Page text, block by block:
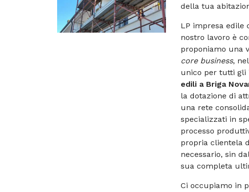
della tua
LP impresa edile
nostro lavoro è
proponiamo una
core business,
unico per tutti gli
edili a Briga
la dotazione di
una rete
specializzati in
processo
propria clientela
necessario, sin
sua completa
Ci occupiamo in